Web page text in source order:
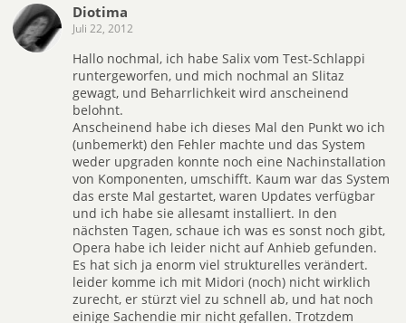
Diotima
Juli 22, 2012
Hallo nochmal, ich habe Salix vom Test-Schlappi
runtergeworfen, und mich nochmal an Slitaz
gewagt, und Beharrlichkeit wird anscheinend
belohnt.
Anscheinend habe ich dieses Mal den Punkt wo ich
(unbemerkt) den Fehler machte und das System
weder upgraden konnte noch eine Nachinstallation
von Komponenten, umschifft. Kaum war das System
das erste Mal gestartet, waren Updates verfügbar
und ich habe sie allesamt installiert. In den
nächsten Tagen, schaue ich was es sonst noch gibt,
Opera habe ich leider nicht auf Anhieb gefunden.
Es hat sich ja enorm viel strukturelles verändert.
leider komme ich mit Midori (noch) nicht wirklich
zurecht, er stürzt viel zu schnell ab, und hat noch
einige Sachendie mir nicht gefallen. Trotzdem